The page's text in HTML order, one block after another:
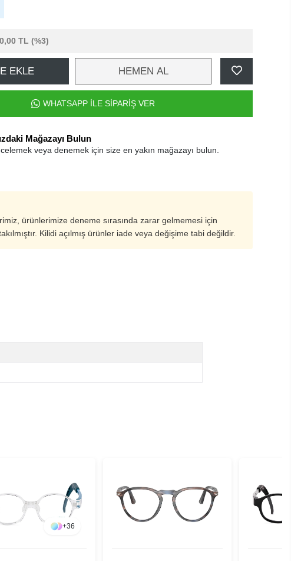
0,00 TL (%3)
EKLE HEMEN AL
WHATSAPP İLE SİPARİŞ VER
Mağazayı Bulun
veya denemek için size en yakın mağazayı bulun.
ürünlerimize deneme sırasında zarar gelmemesi için
Kilidi açılmış ürünler iade veya değişime tabi değildir.
+36